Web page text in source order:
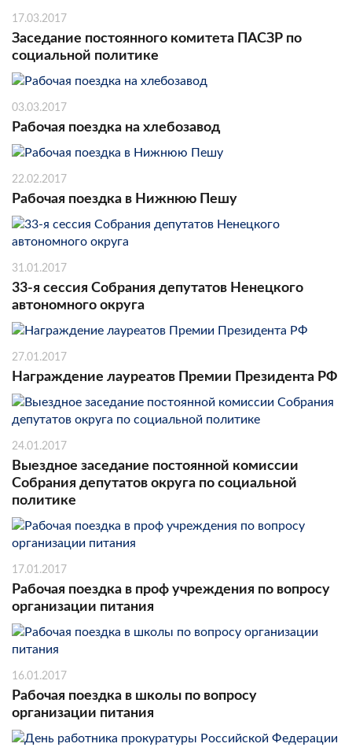
17.03.2017
Заседание постоянного комитета ПАСЗР по
социальной политике
03.03.2017
Рабочая поездка на хлебозавод
22.02.2017
Рабочая поездка в Нижнюю Пешу
31.01.2017
33-я сессия Собрания депутатов Ненецкого
автономного округа
27.01.2017
Награждение лауреатов Премии Президента РФ
24.01.2017
Выездное заседание постоянной комиссии
Собрания депутатов округа по социальной
политике
17.01.2017
Рабочая поездка в проф учреждения по вопросу
организации питания
16.01.2017
Рабочая поездка в школы по вопросу
организации питания